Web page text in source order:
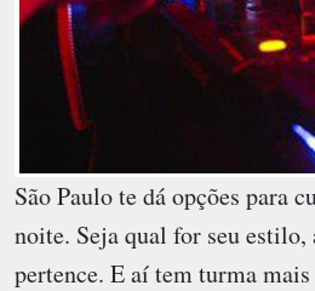
São Paulo te dá opções para
noite. Seja qual for seu
pertence. E aí tem turma